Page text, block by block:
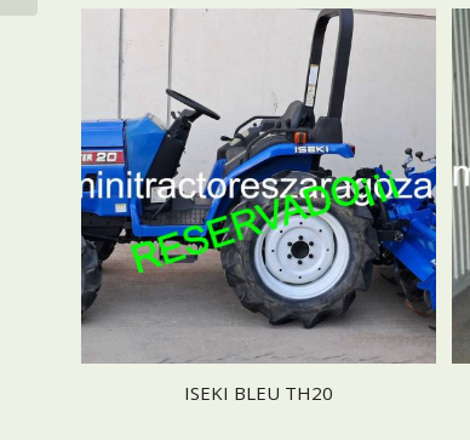
ISEKI BLEU TH20